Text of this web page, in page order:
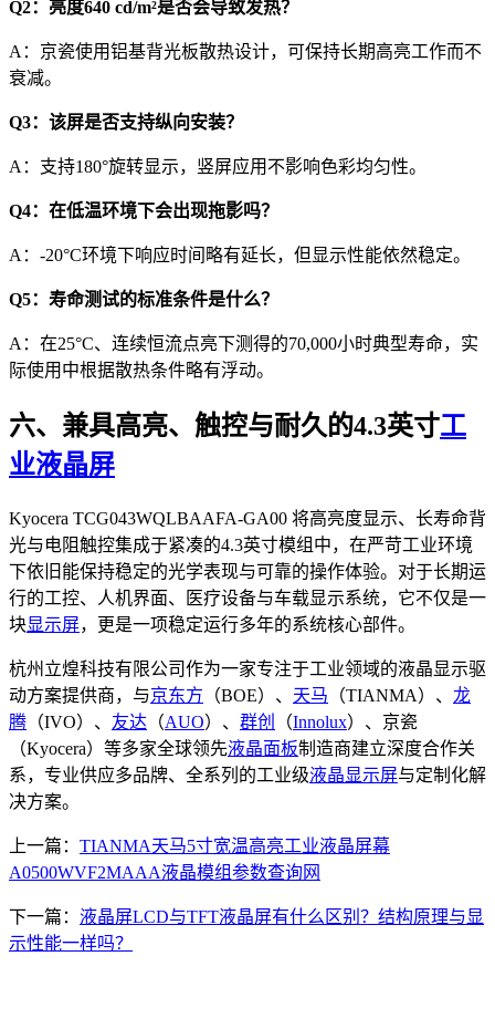
Q2：亮度640 cd/m²是否会导致发热？
A：京瓷使用铝基背光板散热设计，可保持长期高亮工作而不
衰减。
Q3：该屏是否支持纵向安装？
A：支持180°旋转显示，竖屏应用不影响色彩均匀性。
Q4：在低温环境下会出现拖影吗？
A：-20°C环境下响应时间略有延长，但显示性能依然稳定。
Q5：寿命测试的标准条件是什么？
A：在25°C、连续恒流点亮下测得的70,000小时典型寿命，实
际使用中根据散热条件略有浮动。
六、兼具高亮、触控与耐久的4.3英寸工
业液晶屏
Kyocera TCG043WQLBAAFA-GA00 将高亮度显示、长寿命背
光与电阻触控集成于紧凑的4.3英寸模组中，在严苛工业环境
下依旧能保持稳定的光学表现与可靠的操作体验。对于长期运
行的工控、人机界面、医疗设备与车载显示系统，它不仅是一
块显示屏，更是一项稳定运行多年的系统核心部件。
杭州立煌科技有限公司作为一家专注于工业领域的液晶显示驱
动方案提供商，与京东方 （BOE）、 天马 （TIANMA）、 龙
腾 （IVO）、 友达 （AUO）、 群创 （Innolux）、京瓷
（Kyocera）等多家全球领先液晶面板制造商建立深度合作关
系，专业供应多品牌、全系列的工业级液晶显示屏与定制化解
决方案。
上一篇： TIANMA天马5寸宽温高亮工业液晶屏幕
A0500WVF2MAAA液晶模组参数查询网
下一篇： 液晶屏LCD与TFT液晶屏有什么区别？结构原理与显
示性能一样吗？